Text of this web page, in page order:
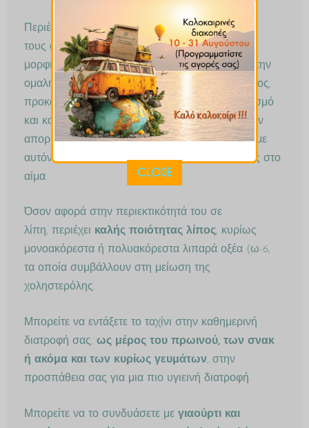
Περιέχει μικρή αναλογία υδατανθράκων, από
τους οποίους το μεγαλύτερο μέρος είναι με την
μορφή των φυτικών ινών, οι οποίες βοηθούν στην
ομαλή λειτουργία του γαστρεντερικού συστήματος,
προκαλούν μεγαλύτερο και παρατεταμένο κορεσμό
και καθυστερούν μετά το γεύμα την πέψη και την
απορρόφηση των υδατανθράκων, ρυθμίζοντας με
αυτόν τον τρόπο καλύτερα τα επίπεδα γλυκόζης στο
αίμα.
Όσον αφορά στην περιεκτικότητά του σε
λίπη, περιέχει καλής ποιότητας λίπος, κυρίως
μονοακόρεστα ή πολυακόρεστα λιπαρά οξέα (ω-6,
τα οποία συμβάλλουν στη μείωση της
χοληστερόλης.
Μπορείτε να εντάξετε το ταχίνι στην καθημερινή
διατροφή σας, ως μέρος του πρωινού, των σνακ
ή ακόμα και των κυρίως γευμάτων, στην
προσπάθεια σας για μια πιο υγιεινή διατροφή.
Μπορείτε να το συνδυάσετε με γιαούρτι και
CLOSE